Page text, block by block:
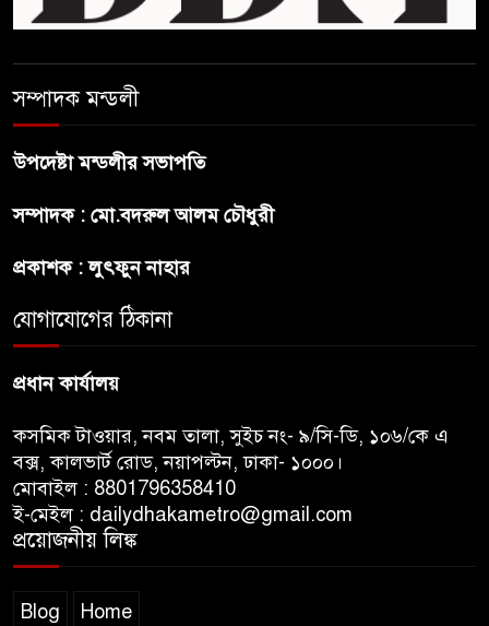
প্রধানমন্ত্রী
সম্পাদক মন্ডলী
উপদেষ্টা মন্ডলীর সভাপতি
সম্পাদক : মো.বদরুল আলম চৌধুরী
প্রকাশক : লুৎফুন নাহার
যোগাযোগের ঠিকানা
প্রধান কার্যালয়
কসমিক টাওয়ার, নবম তালা, সুইচ নং- ৯/সি-ডি, ১০৬/কে এ
বক্স, কালভার্ট রোড, নয়াপল্টন, ঢাকা- ১০০০।
মোবাইল : 8801796358410
ই-মেইল : dailydhakametro@gmail.com
প্রয়োজনীয় লিঙ্ক
Blog Home